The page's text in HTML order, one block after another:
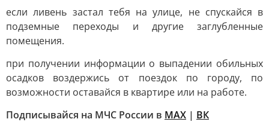
если ливень застал тебя на улице, не спускайся в
подземные переходы и другие заглубленные
помещения.
при получении информации о выпадении обильных
осадков воздержись от поездок по городу, по
возможности оставайся в квартире или на работе.
Подписывайся на МЧС России в MAX | ВК